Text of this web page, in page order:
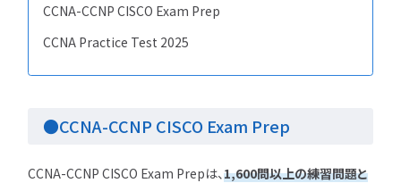
CCNA-CCNP CISCO Exam Prep
CCNA Practice Test 2025
●CCNA-CCNP CISCO Exam Prep
CCNA-CCNP CISCO Exam Prepは、1,600問以上の練習問題と